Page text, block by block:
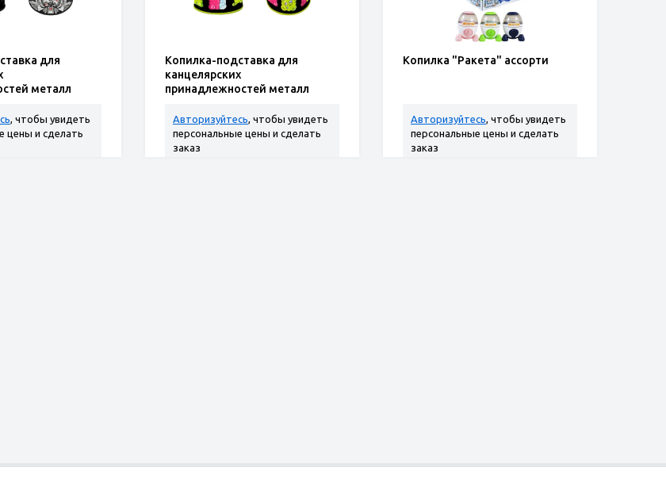
для
металл
, чтобы увидеть
цены и сделать
Копилка-подставка для
канцелярских
принадлежностей металл
10,4*7,5*7,5см
Авторизуйтесь, чтобы увидеть
персональные цены и сделать
заказ
Копилка "Ракета" ассорти
Авторизуйтесь, чтобы увидеть
персональные цены и сделать
заказ